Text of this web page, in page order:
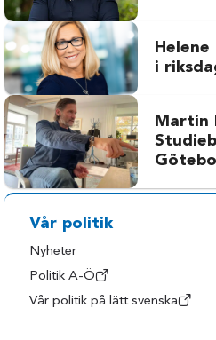
i
Martin
Vår politik
Nyheter
Politik A-Ö
Vår politik på lätt svenska